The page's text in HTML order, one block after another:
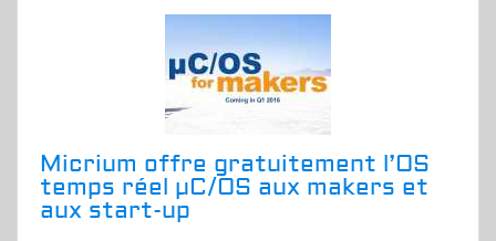
Micrium offre gratuitement l’OS
temps réel µC/OS aux makers et
aux start-up